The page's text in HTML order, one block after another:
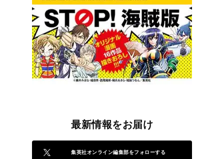
最新情報をお届け
集英社オンライン編集部をフォローする